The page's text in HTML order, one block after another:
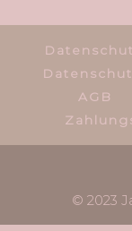
AGB
© 2023